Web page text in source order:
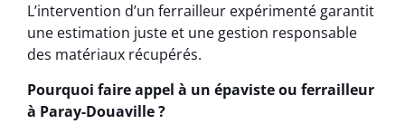
L’intervention d’un ferrailleur expérimenté garantit
une estimation juste et une gestion responsable
des matériaux récupérés.
Pourquoi faire appel à un épaviste ou ferrailleur
à Paray-Douaville ?